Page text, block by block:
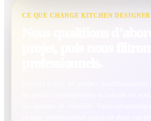
CE QUE CHANGE KITCHEN DESIGNER